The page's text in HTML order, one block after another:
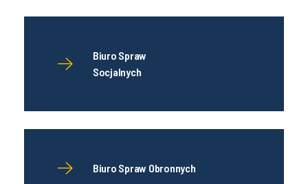
Biuro Spraw
Socjalnych
Biuro Spraw Obronnych